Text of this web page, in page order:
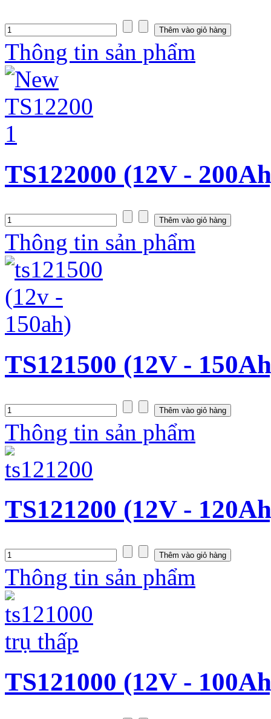
Thông tin sản phẩm
TS122000 (12V -
Thông tin sản phẩm
TS121500 (12V -
Thông tin sản phẩm
TS121200 (12V -
Thông tin sản phẩm
TS121000 (12V -